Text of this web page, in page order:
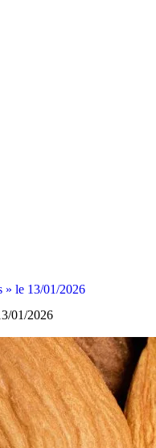
» le 13/01/2026
01/2026